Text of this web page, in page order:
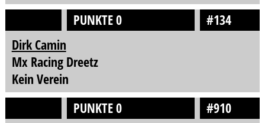
PUNKTE 0
#134
Dirk Camin
Mx Racing Dreetz
Kein Verein
PUNKTE 0
#910